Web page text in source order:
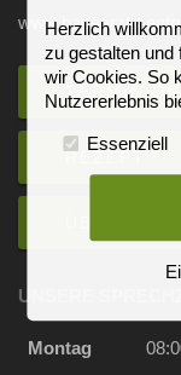
www.hausarzt-
TERMIN
REZEPT
UNSERE
Montag
Herzlich
zu gestalten und
wir Cookies. So
Nutzererlebnis
Essenziell